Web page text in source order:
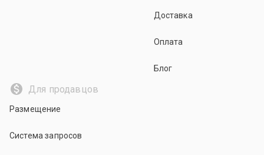
Доставка
Оплата
Блог
Для продавцов
Размещение
Система запросов